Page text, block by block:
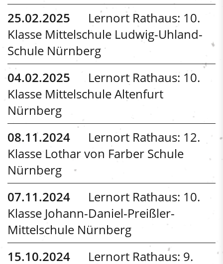
25.02.2025
Lernort Rathaus: 10.
Klasse Mittelschule Ludwig-Uhland-
Schule Nürnberg
04.02.2025
Lernort Rathaus: 10.
Klasse Mittelschule Altenfurt
Nürnberg
08.11.2024
Lernort Rathaus: 12.
Klasse Lothar von Farber Schule
Nürnberg
07.11.2024
Lernort Rathaus: 10.
Klasse Johann-Daniel-Preißler-
Mittelschule Nürnberg
15.10.2024
Lernort Rathaus: 9.